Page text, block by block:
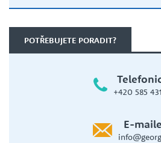
POTŘEBUJETE PORADIT?
+420 585
E-